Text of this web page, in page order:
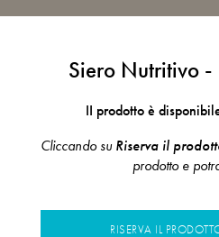
Siero Nutritivo -
II prodotto è
Cliccando su Riserva il
prodotto e
RISERVA IL